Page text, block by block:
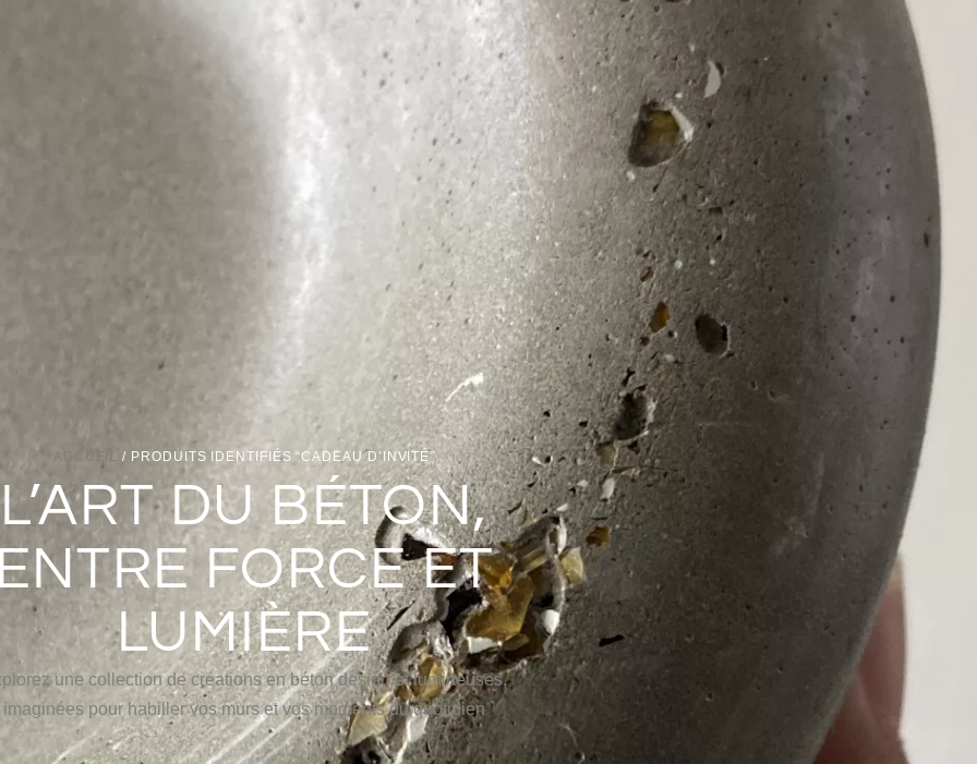
/ PRODUITS IDENTIFIÉS “CADEAU D’INVITÉ”
L’ART DU BÉTON,
FORCE ET
LUMIÈRE
une collection de créations en béton design et lumineuses,
imaginées pour habiller vos murs et vos moments du quotidien